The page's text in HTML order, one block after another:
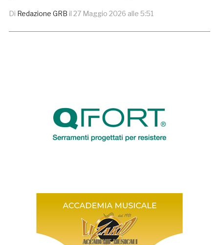
Di Redazione GRB il 27 Maggio 2026 alle 5:51